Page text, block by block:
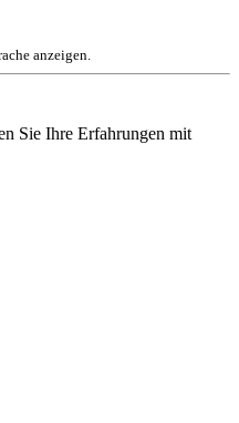
anzeigen.
Sie Ihre Erfahrungen mit